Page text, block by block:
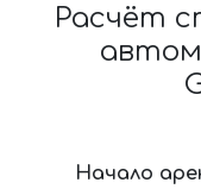
Расчёт
Начало